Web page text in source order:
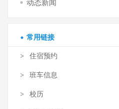
动态新闻
常用链接
住宿预约
班车信息
校历